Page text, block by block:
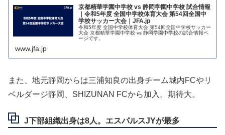
京都精華学園中学校 vs 静岡学園中学校 試合情報
｜令和5年度 全国中学校体育大会 第54回全国中
学校サッカー大会｜JFA.jp
令和5年度 全国中学校体育大会 第54回全国中学校サッカー
大会 京都精華学園中学校 vs 静岡学園中学校の試合情報ペ
ージです。
www.jfa.jp
また、地元静岡からは三浦知良の出身チーム城内FCやリ
ベルダージ静岡、SHIZUNAN FCから加入。期待大。
J下部組織出身は8人。エスパルスJYが最多